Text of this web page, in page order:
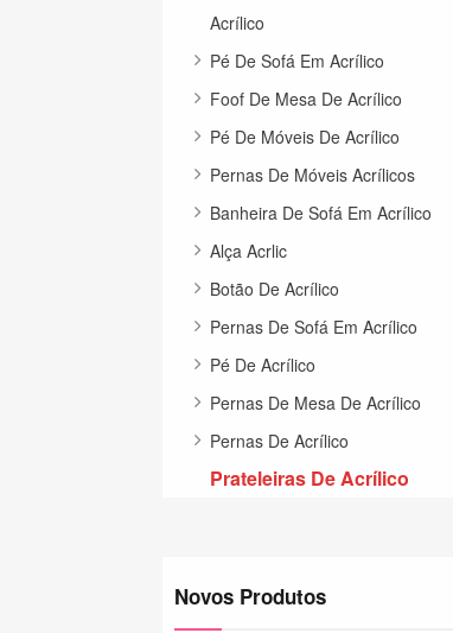
Acrílico
Pé De Sofá Em Acrílico
Foof De Mesa De Acrílico
Pé De Móveis De Acrílico
Pernas De Móveis Acrílicos
Banheira De Sofá Em Acrílico
Alça Acrlic
Botão De Acrílico
Pernas De Sofá Em Acrílico
Pé De Acrílico
Pernas De Mesa De Acrílico
Pernas De Acrílico
Prateleiras De Acrílico
Novos Produtos